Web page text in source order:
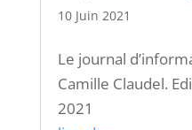
10 Juin 2021
Le journal
Camille Claudel.
2021